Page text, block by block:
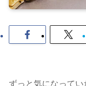
ずっと気になって